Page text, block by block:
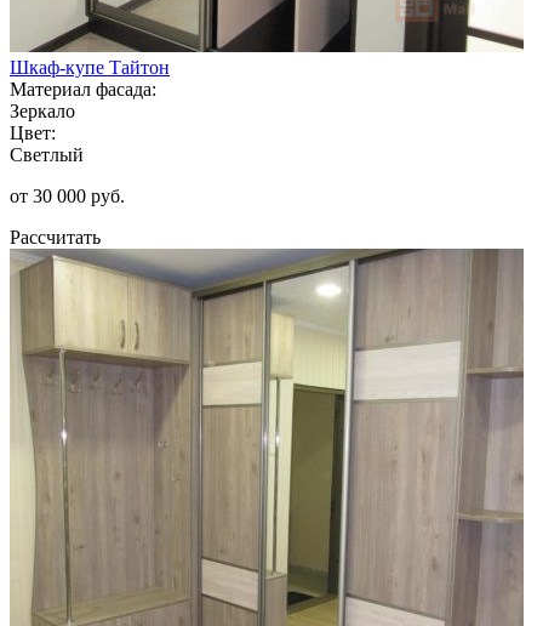
Шкаф-купе Тайтон
Материал фасада:
Зеркало
Цвет:
Светлый
от 30 000 руб.
Рассчитать